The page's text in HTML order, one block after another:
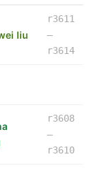
liu
r3611
–
r3614
r3608
–
r3610